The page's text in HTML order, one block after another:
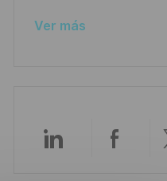
Ver más
Compartir